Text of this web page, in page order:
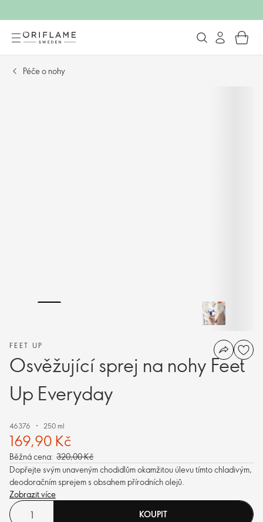
Péče o nohy
FEET UP
Osvěžující sprej na nohy Feet
Up Everyday
46376 250 ml
169,90 Kč
Běžná cena: 320,00 Kč
Dopřejte svým unaveným chodidlům okamžitou úlevu tímto chladivým,
deodoračním sprejem s obsahem přírodních olejů.
Zobrazit více
KOUPIT